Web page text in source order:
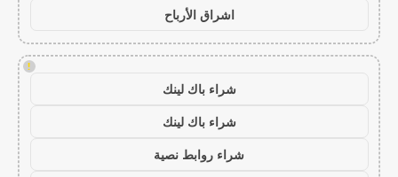
اشراق الأرباح
!
شراء باك لينك
شراء باك لينك
شراء روابط نصية